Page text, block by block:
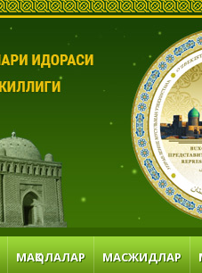
МАҚОЛАЛАР МАСЖИДЛАР